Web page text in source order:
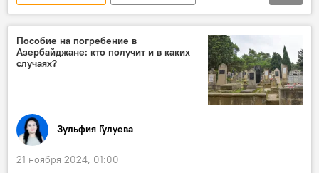
Азербайджан
Экономика
Бизнес
Налоговые льготы
Социальное страхование
Законодательство
Пособие на погребение в
Азербайджане: кто получит и в каких
случаях?
Зульфия Гулуева
21 ноября 2024, 01:00